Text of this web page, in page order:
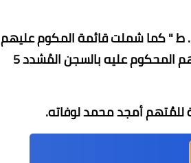
15 سنة كل من " س . م " " ي . ط " كما شملت قائمة المكوم عليهم
بالسجن المُشدد 10 سنوات " أ . و " " ي . م " " م .م " " أ . ع " " أ . ح " فيما كان المُتهم المحكوم عليه بالسجن المُشدد 5
للمُتهم أمجد محمد لوفاته.